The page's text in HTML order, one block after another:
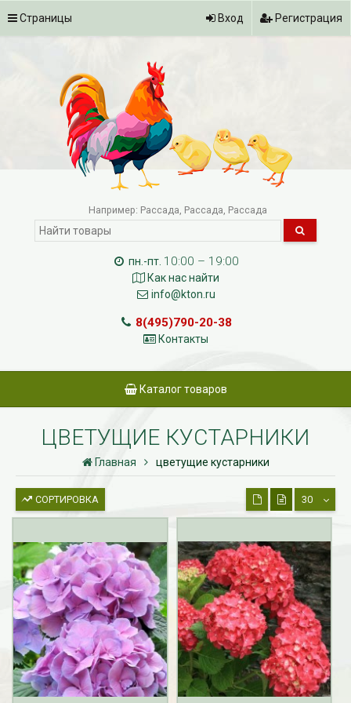
Страницы Вход Регистрация
Например: Рассада Рассада Рассада
пн.-пт. 10:00 – 19:00
Как нас найти
info@kton.ru
8(495)790-20-38
Контакты
Каталог товаров
ЦВЕТУЩИЕ КУСТАРНИКИ
Главная цветущие кустарники
СОРТИРОВКА 30